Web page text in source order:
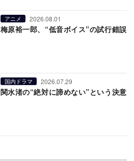
アニメ 2026.08.01
梅原裕一郎、“低音ボイス”の試行錯誤
国内ドラマ 2026.07.29
関水渚の“絶対に諦めない”という決意